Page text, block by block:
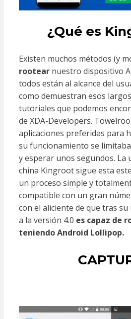
¿Qué es
Existen muchos métodos (y
rootearnuestro dispositivo
todos están al alcance del
como demuestran esos
tutoriales que podemos
de XDA-Developers.
aplicaciones preferidas para
su funcionamiento se
y esperar unos segundos. La
china Kingroot sigue esta
un proceso simple y
compatible con un gran
con el aliciente de que tras
a la versión 4.0 es capaz de
teniendo Android Lollipop.